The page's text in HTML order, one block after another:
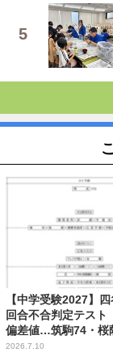
【中学受験2027】
回合不合判定テスト
偏差値…筑駒74・桜
2026.7.10